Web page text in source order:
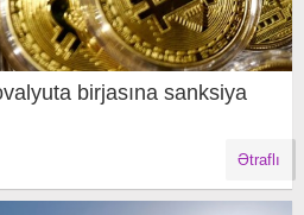
birjasına sanksiya
Ətraflı